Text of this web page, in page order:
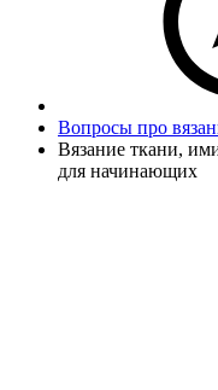
Вопросы про
Вязание ткани,
для начинающих